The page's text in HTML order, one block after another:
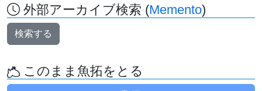
外部アーカイブ検索 (Memento)
検索する
このまま魚拓をとる